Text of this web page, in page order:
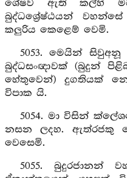
ශේෂව ඇති කල්හි
බුද්ධශ්‍රේෂ්ඨයන්
කලුරිය කෙළෙම් වෙමි.
5053. මෙයින්
බුද්ධසංඥාවක් (බුදුන්
හේතුවෙන්) දුගතියක්
විපාක යි.
5054. මා විසින්
නසන ලදහ. ඇත්රජකු
වෙසෙමි.
5055. බුදුරජානන්